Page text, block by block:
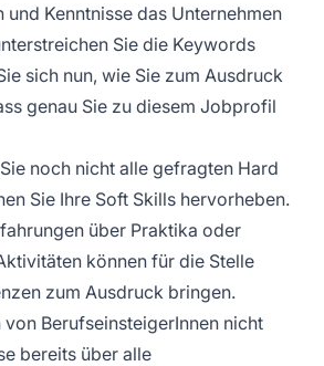
Kenntnisse das Unternehmen
Sie die Keywords
sich nun, wie Sie zum Ausdruck
genau Sie zu diesem Jobprofil
noch nicht alle gefragten Hard
Sie Ihre Soft Skills hervorheben.
über Praktika oder
können für die Stelle
zum Ausdruck bringen.
BerufseinsteigerInnen nicht
bereits über alle